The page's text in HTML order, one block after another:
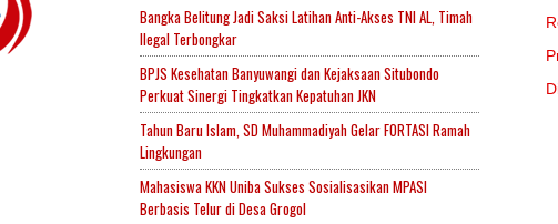
Bangka Belitung Jadi Saksi Latihan Anti-Akses TNI AL, Timah
Ilegal Terbongkar
BPJS Kesehatan Banyuwangi dan Kejaksaan Situbondo
Perkuat Sinergi Tingkatkan Kepatuhan JKN
Tahun Baru Islam, SD Muhammadiyah Gelar FORTASI Ramah
Lingkungan
Mahasiswa KKN Uniba Sukses Sosialisasikan MPASI
Berbasis Telur di Desa Grogol